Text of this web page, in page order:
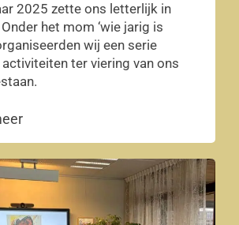
2025 zette ons letterlijk in
het mom ‘wie jarig is
wij een serie
ter viering van ons